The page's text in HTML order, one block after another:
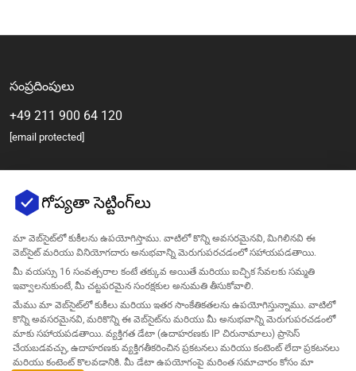
సంప్రదింపులు
+49 211 900 64 120
[email protected]
కంపెనీ
మద్దతు
Amazon కోసం పరిష్కారాలు
గోప్యతా సెట్టింగ్‌లు
మా వెబ్‌సైట్‌లో కుకీలను ఉపయోగిస్తాము. వాటిలో కొన్ని అవసరమైనవి, మిగిలినవి ఈ
వెబ్‌సైట్ మరియు వినియోగదారు అనుభవాన్ని మెరుగుపరచడంలో సహాయపడతాయి.
మీ వయస్సు 16 సంవత్సరాల కంటే తక్కువ అయితే మరియు ఐచ్ఛిక సేవలకు సమ్మతి
ఇవ్వాలనుకుంటే, మీ చట్టపరమైన సంరక్షకుల అనుమతి తీసుకోవాలి.
మేము మా వెబ్‌సైట్‌లో కుకీలు మరియు ఇతర సాంకేతికతలను ఉపయోగిస్తున్నాము. వాటిలో
కొన్ని అవసరమైనవి, మరికొన్ని ఈ వెబ్‌సైట్‌ను మరియు మీ అనుభవాన్ని మెరుగుపరచడంలో
మాకు సహాయపడతాయి. వ్యక్తిగత డేటా (ఉదాహరణకు IP చిరునామాలు) ప్రాసెస్
చేయబడవచ్చు, ఉదాహరణకు వ్యక్తిగతీకరించిన ప్రకటనలు మరియు కంటెంట్ లేదా ప్రకటనలు
మరియు కంటెంట్ కొలవడానికి. మీ డేటా ఉపయోగంపై మరింత సమాచారం కోసం మా